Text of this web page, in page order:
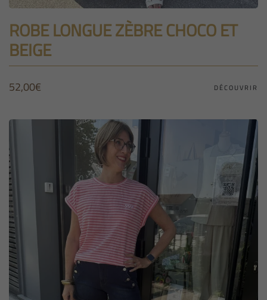
ROBE LONGUE ZÈBRE CHOCO ET
BEIGE
52,00€ DÉCOUVRIR